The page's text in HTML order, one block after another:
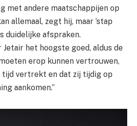
met andere maatschappijen op
allemaal, zegt hij, maar ‘stap
duidelijke afspraken.
het hoogste goed, aldus de
erop kunnen vertrouwen,
vertrekt en dat zij tijdig op
aankomen.”